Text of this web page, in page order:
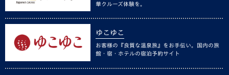
華クルーズ体験を。
ゆこゆこ
お客様の『良質な温泉旅』をお手伝い。国内の旅
館・宿・ホテルの宿泊予約サイト